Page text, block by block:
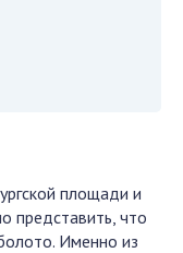
площади и
представить, что
Именно из